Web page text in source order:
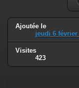
Ajoutée le
jeudi 6 février
Visites
423